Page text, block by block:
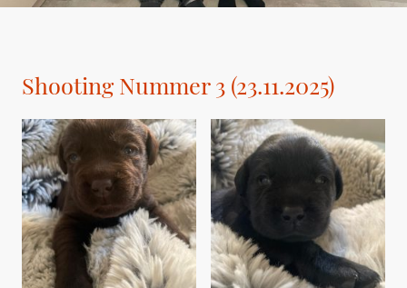
Shooting Nummer 3 (23.11.2025)